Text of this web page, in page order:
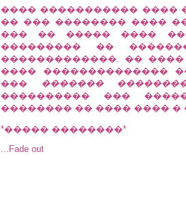
���� ����������� ����
�� ��� �������� ����
��� �� ����� ����
��������� ��
�������������. ��
���� ��������������
��� �������
���������� ���
�������� �� ���� ���� �
*����� ��������*
...Fade out